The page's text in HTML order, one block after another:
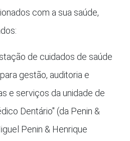
com a sua saúde,
de cuidados de saúde
gestão, auditoria e
e serviços da unidade de
Dentário" (da Penin &
Penin & Henrique